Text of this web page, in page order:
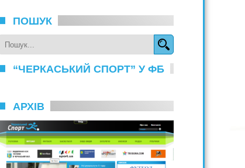
ПОШУК
“ЧЕРКАСЬКИЙ СПОРТ” У ФБ
АРХІВ